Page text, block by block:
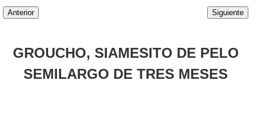
Anterior Siguiente
GROUCHO, SIAMESITO DE PELO
SEMILARGO DE TRES MESES